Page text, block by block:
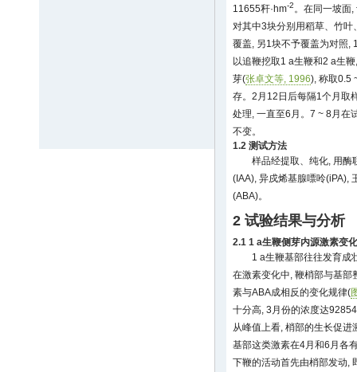
11655秆·hm-2。在同一坡面
对其中3块分别用稻草、竹叶
覆盖, 另1块不予覆盖为对照,
以追鞭挖取1 a生鞭和2 a生
芽(张卓文等, 1996), 称取0.5
存。2月12日后每隔1个月取
处理, 一直至6月。7 ~ 8月在
不变。
1.2 测试方法
样品经提取、纯化, 用酶
(IAA), 异戍烯基腺嘌呤(iPA),
(ABA)。
2 试验结果与分析
2.1 1 a生鞭侧芽内源激素变化
1 a生鞭基部往往发育成
在激素变化中, 鞭梢部与基部
素与ABA成相反的变化规律(
十分高, 3月份的浓度达
从峰值上看, 梢部的生长促
基部这类激素在4月和6月各
下鞭的活动首先由梢部发动,